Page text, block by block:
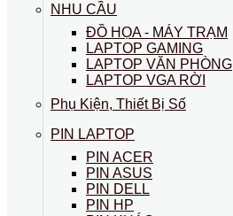
NHU CẦU
ĐỒ HỌA - MÁY TRẠM
LAPTOP GAMING
LAPTOP VĂN PHÒNG
LAPTOP VGA RỜI
Phụ Kiện, Thiết Bị Số
PIN LAPTOP
PIN ACER
PIN ASUS
PIN DELL
PIN HP